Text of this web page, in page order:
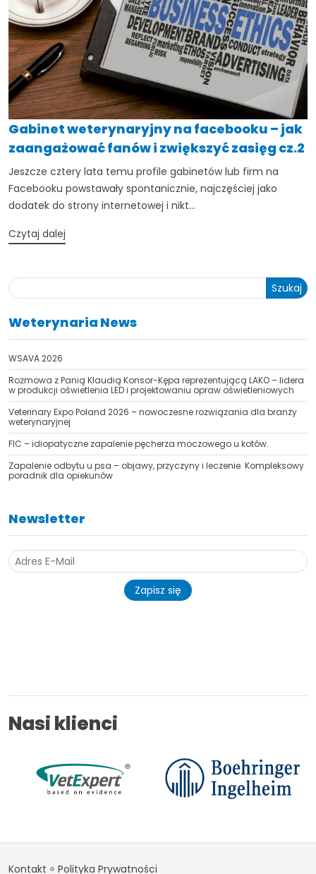
TAK, JESTEM PROFESIONALISTĄ
Gabinet weterynaryjny na facebooku – jak
zaangażować fanów i zwiększyć zasięg cz.2
Jeszcze cztery lata temu profile gabinetów lub firm na
Facebooku powstawały spontanicznie, najczęściej jako
dodatek do strony internetowej i nikt...
Czytaj dalej
Szukaj
Weterynaria News
WSAVA 2026
Rozmowa z Panią Klaudią Konsor-Kępa reprezentującą LAKO – lidera
w produkcji oświetlenia LED i projektowaniu opraw oświetleniowych
Veterinary Expo Poland 2026 – nowoczesne rozwiązania dla branży
weterynaryjnej
FIC – idiopatyczne zapalenie pęcherza moczowego u kotów.
Zapalenie odbytu u psa – objawy, przyczyny i leczenie. Kompleksowy
poradnik dla opiekunów
Newsletter
Zapisz się
Nasi klienci
Kontakt Polityka Prywatności